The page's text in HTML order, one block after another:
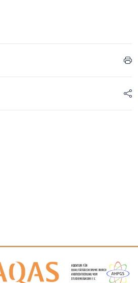
Üyelik Logoları